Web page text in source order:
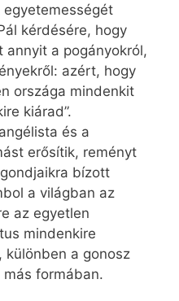
kérdésére, hogy
a pogányokról,
azért, hogy
országa mindenkit
kiárad”.
és a
erősítik, reményt
bízott
a világban az
az egyetlen
mindenkire
különben a gonosz
formában.